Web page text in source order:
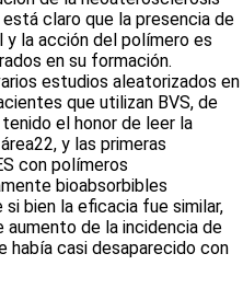
claro que la presencia de
la acción del polímero es
en su formación.
estudios aleatorizados en
que utilizan BVS, de
el honor de leer la
y las primeras
con polímeros
bioabsorbibles
bien la eficacia fue similar,
aumento de la incidencia de
casi desaparecido con